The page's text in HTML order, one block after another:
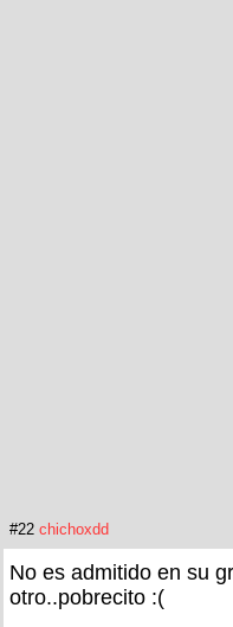
#22 chichoxdd
No es admitido en su
otro..pobrecito :(